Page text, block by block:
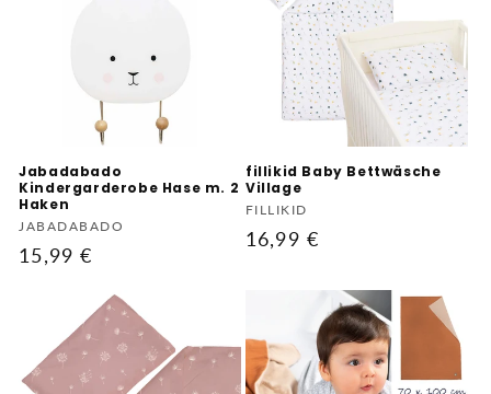
Jabadabado
Kindergarderobe Hase m. 2
Haken
Anbieter:
JABADABADO
Normaler
15,99 €
fillikid Baby Bettwäsche
Village
Anbieter:
FILLIKID
Normaler
16,99 €